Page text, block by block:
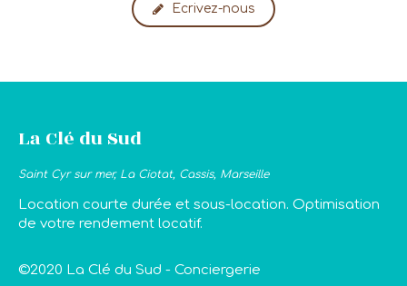
Ecrivez-nous
La Clé du Sud
Saint Cyr sur mer, La Ciotat, Cassis, Marseille
Location courte durée et sous-location. Optimisation
de votre rendement locatif.
©2020 La Clé du Sud - Conciergerie